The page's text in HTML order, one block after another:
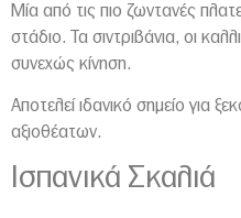
Μία από τις πιο ζωντανές
στάδιο. Τα σιντριβάνια, οι
συνεχώς κίνηση.
Αποτελεί ιδανικό σημείο για
αξιοθέατων.
Ισπανικά Σκαλιά